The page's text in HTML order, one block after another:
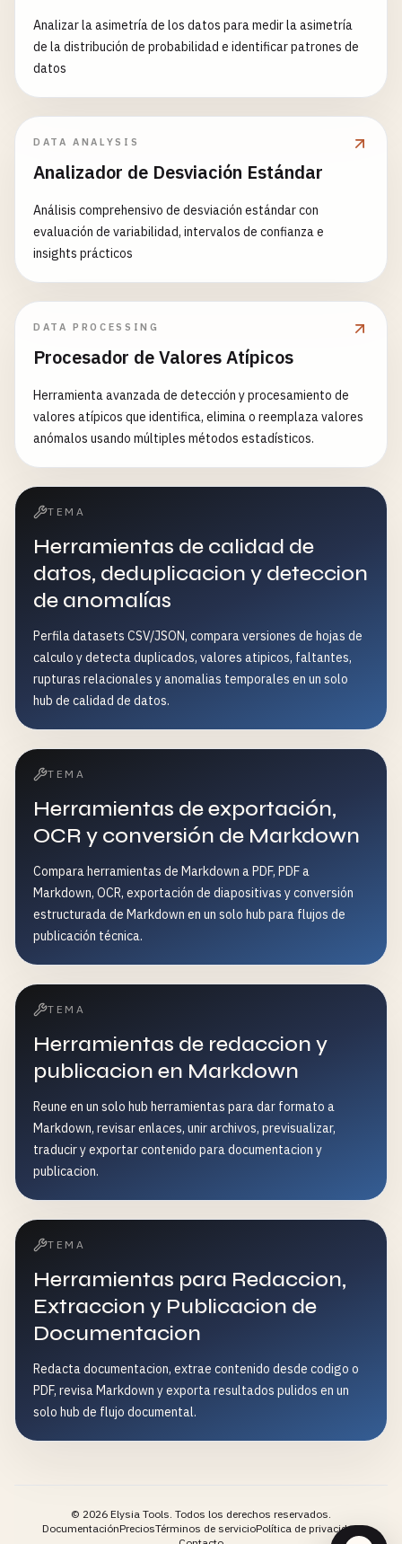
Analizar la asimetría de los datos para medir la asimetría
de la distribución de probabilidad e identificar patrones de
datos
DATA ANALYSIS
Analizador de Desviación Estándar
Análisis comprehensivo de desviación estándar con
evaluación de variabilidad, intervalos de confianza e
insights prácticos
DATA PROCESSING
Procesador de Valores Atípicos
Herramienta avanzada de detección y procesamiento de
valores atípicos que identifica, elimina o reemplaza valores
anómalos usando múltiples métodos estadísticos.
TEMA
Herramientas de calidad de
datos, deduplicacion y deteccion
de anomalías
Perfila datasets CSV/JSON, compara versiones de hojas de
calculo y detecta duplicados, valores atipicos, faltantes,
rupturas relacionales y anomalias temporales en un solo
hub de calidad de datos.
TEMA
Herramientas de exportación,
OCR y conversión de Markdown
Compara herramientas de Markdown a PDF, PDF a
Markdown, OCR, exportación de diapositivas y conversión
estructurada de Markdown en un solo hub para flujos de
publicación técnica.
TEMA
Herramientas de redaccion y
publicacion en Markdown
Reune en un solo hub herramientas para dar formato a
Markdown, revisar enlaces, unir archivos, previsualizar,
traducir y exportar contenido para documentacion y
publicacion.
TEMA
Herramientas para Redaccion,
Extraccion y Publicacion de
Documentacion
Redacta documentacion, extrae contenido desde codigo o
PDF, revisa Markdown y exporta resultados pulidos en un
solo hub de flujo documental.
© 2026 Elysia Tools. Todos los derechos reservados.
DocumentaciónPreciosTérminos de servicioPolítica de privacidad